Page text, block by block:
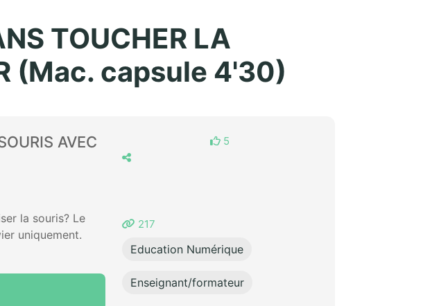
TOUCHER LA
(Mac. capsule 4'30)
AVEC
la souris? Le
uniquement.
5
217
Education Numérique
Enseignant/formateur